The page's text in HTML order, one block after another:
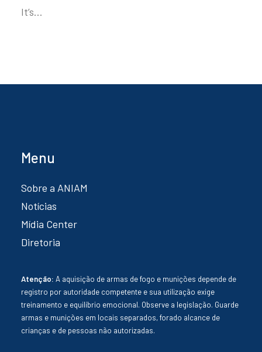
It’s…
Menu
Sobre a ANIAM
Notícias
Mídia Center
Diretoria
Atenção: A aquisição de armas de fogo e munições depende de
registro por autoridade competente e sua utilização exige
treinamento e equilíbrio emocional. Observe a legislação. Guarde
armas e munições em locais separados, forado alcance de
crianças e de pessoas não autorizadas.